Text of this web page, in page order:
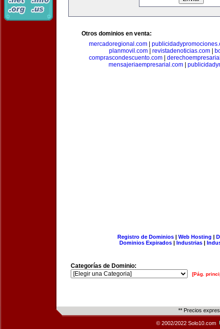
Otros dominios en venta:
mercadoregional.com
planmovil.com| revistadenoticias.com|
comprascondescuento.com
mensajeriaempresarial.com|
Registro de Dominios| Web Hosting |
Dominios Expirados | Industrias |
Categorías de Dominio:
[Pág.
** Precios
© 2002/2022 Solo10.com